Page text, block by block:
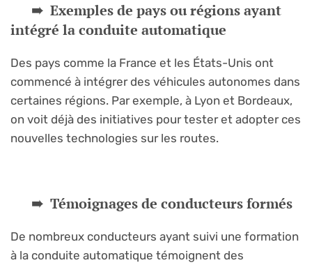
Exemples de pays ou régions ayant
intégré la conduite automatique
Des pays comme la France et les États-Unis ont
commencé à intégrer des véhicules autonomes dans
certaines régions. Par exemple, à Lyon et Bordeaux,
on voit déjà des initiatives pour tester et adopter ces
nouvelles technologies sur les routes.
Témoignages de conducteurs formés
De nombreux conducteurs ayant suivi une formation
à la conduite automatique témoignent des